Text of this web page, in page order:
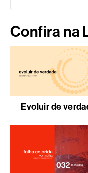
Confira na
Evoluir de